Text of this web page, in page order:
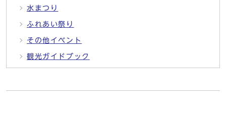
水まつり
ふれあい祭り
その他イベント
観光ガイドブック